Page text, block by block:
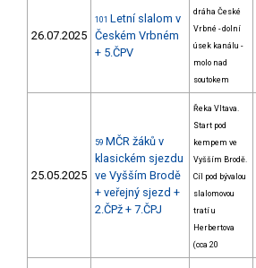
26.07.2025
101 Letní slalom v
Českém Vrbném
+ 5.ČPV
dráha České
Vrbné - dolní
úsek kanálu -
molo nad
soutokem
25.05.2025
59 MČR žáků v
klasickém sjezdu
ve Vyšším Brodě
+ veřejný sjezd +
2.ČPž + 7.ČPJ
Řeka Vltava.
Start pod
kempem ve
Vyšším Brodě.
Cíl pod bývalou
slalomovou
tratí u
Herbertova
(cca 20